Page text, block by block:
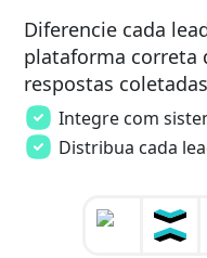
Diferencie cada
plataforma correta
respostas
Integre com
Distribua cada